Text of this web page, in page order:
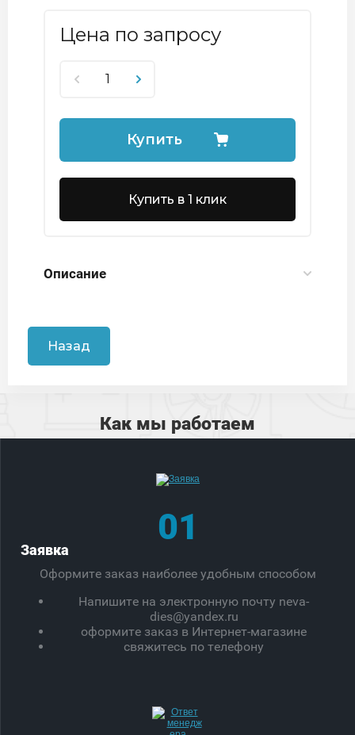
Цена по запросу
Купить
Купить в 1 клик
Описание
Назад
Как мы работаем
01
Заявка
Оформите заказ наиболее удобным способом
Напишите на электронную почту neva-
dies@yandex.ru
оформите заказ в Интернет-магазине
свяжитесь по телефону